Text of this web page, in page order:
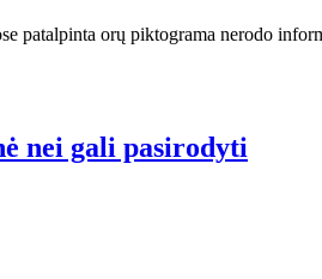
patalpinta orų piktograma nerodo
nei gali pasirodyti